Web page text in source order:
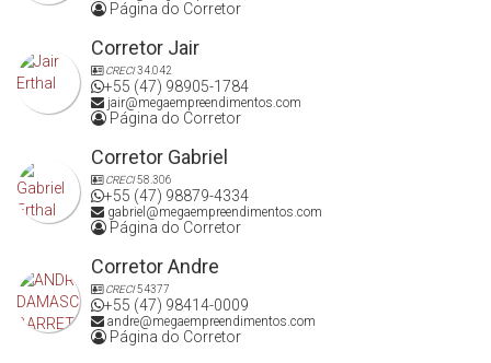
Página do Corretor
Corretor Jair
CRECI34.042
+55 (47) 98905-1784
jair@megaempreendimentos.com
Página do Corretor
Corretor Gabriel
CRECI58.306
+55 (47) 98879-4334
gabriel@megaempreendimentos.com
Página do Corretor
Corretor Andre
CRECI54377
+55 (47) 98414-0009
andre@megaempreendimentos.com
Página do Corretor